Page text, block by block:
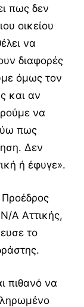
πως δεν
οικείου
να
διαφορές
όμως τον
και αν
να
πως
Δεν
ή έφυγε».
Προέδρος
Α Αττικής,
το
πιθανό να